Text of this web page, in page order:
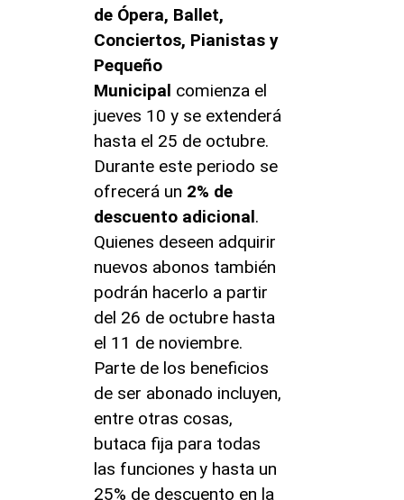
de Ópera, Ballet,
Conciertos, Pianistas y
Pequeño
Municipal comienza el
jueves 10 y se extenderá
hasta el 25 de octubre.
Durante este periodo se
ofrecerá un 2% de
descuento adicional.
Quienes deseen adquirir
nuevos abonos también
podrán hacerlo a partir
del 26 de octubre hasta
el 11 de noviembre.
Parte de los beneficios
de ser abonado incluyen,
entre otras cosas,
butaca fija para todas
las funciones y hasta un
25% de descuento en la